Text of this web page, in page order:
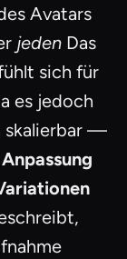
Avatars
jeden Das
sich für
es jedoch
skalierbar —